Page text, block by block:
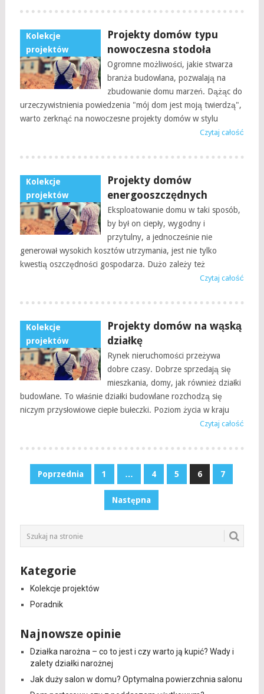
Kolekcje
projektów
Projekty domów typu
nowoczesna stodoła
Ogromne możliwości, jakie stwarza
branża budowlana, pozwalają na
zbudowanie domu marzeń. Dążąc do
urzeczywistnienia powiedzenia "mój dom jest moją twierdzą",
warto zerknąć na nowoczesne projekty domów w stylu
Czytaj całość
Kolekcje
projektów
Projekty domów
energooszczędnych
Eksploatowanie domu w taki sposób,
by był on ciepły, wygodny i
przytulny, a jednocześnie nie
generował wysokich kosztów utrzymania, jest nie tylko
kwestią oszczędności gospodarza. Dużo zależy też
Czytaj całość
Kolekcje
projektów
Projekty domów na wąską
działkę
Rynek nieruchomości przeżywa
dobre czasy. Dobrze sprzedają się
mieszkania, domy, jak również działki
budowlane. To właśnie działki budowlane rozchodzą się
niczym przysłowiowe ciepłe bułeczki. Poziom życia w kraju
Czytaj całość
Stronicowanie
Poprzednia 1 … 4 5 6 7
Następna
Kategorie
Kolekcje projektów
Poradnik
Najnowsze opinie
Działka narożna – co to jest i czy warto ją kupić? Wady i
zalety działki narożnej
Jak duży salon w domu? Optymalna powierzchnia salonu